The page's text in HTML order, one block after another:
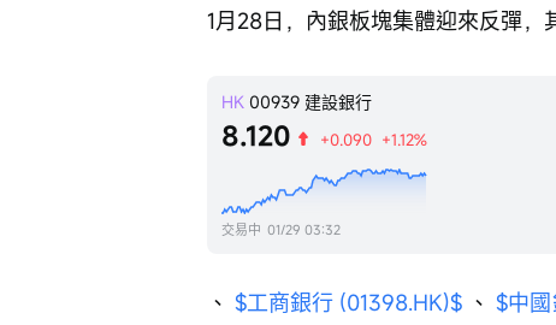
1月28日，內銀板塊集體迎來反彈，
HK 00939 建設銀行
8.120 +0.090 +1.12%
交易中 01/29 03:32
、 $工商銀行 (01398.HK)$ 、 $中